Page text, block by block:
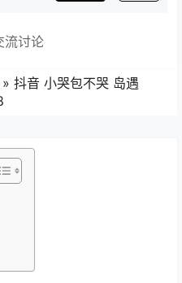
流讨论
» 抖音 小哭包不哭 岛遇